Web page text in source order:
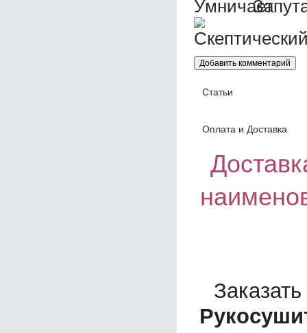
Статьи
Оплата и Доставка